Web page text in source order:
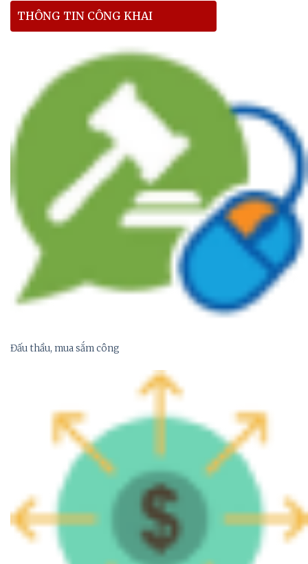
THÔNG TIN CÔNG KHAI
Đấu thầu, mua sắm công